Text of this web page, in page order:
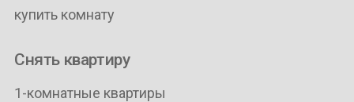
купить комнату
Снять квартиру
1-комнатные квартиры